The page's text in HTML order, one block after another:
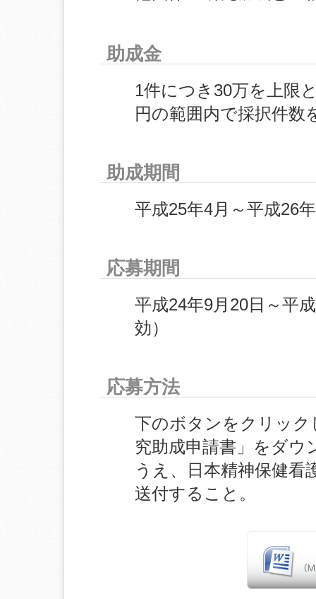
助成金
1件につき30万を上限
円の範囲内で採択件数
助成期間
平成25年4月～平成26
応募期間
平成24年9月20日～平
効）
応募方法
下のボタンをクリック
究助成申請書」をダウ
うえ、日本精神保健看
送付すること。